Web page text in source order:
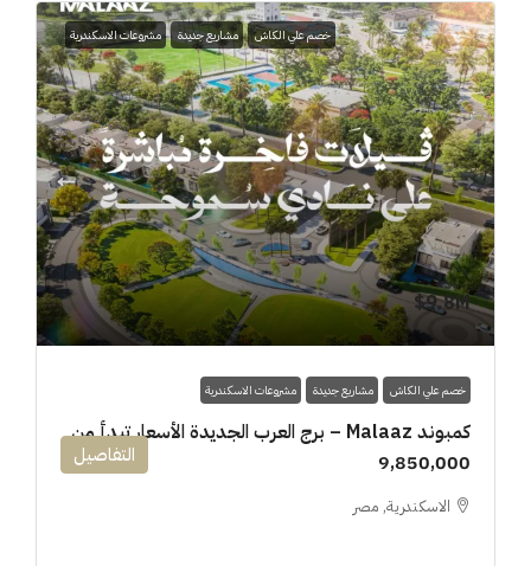
خصم علي الكاش مشاريع جديدة مشروعات الاسكندرية
9.8M$
خصم علي الكاش مشاريع جديدة مشروعات الاسكندرية
كمبوند Malaaz – برج العرب الجديدة الأسعار تبدأ من
9,850,000
الاسكندرية, مصر
التفاصيل